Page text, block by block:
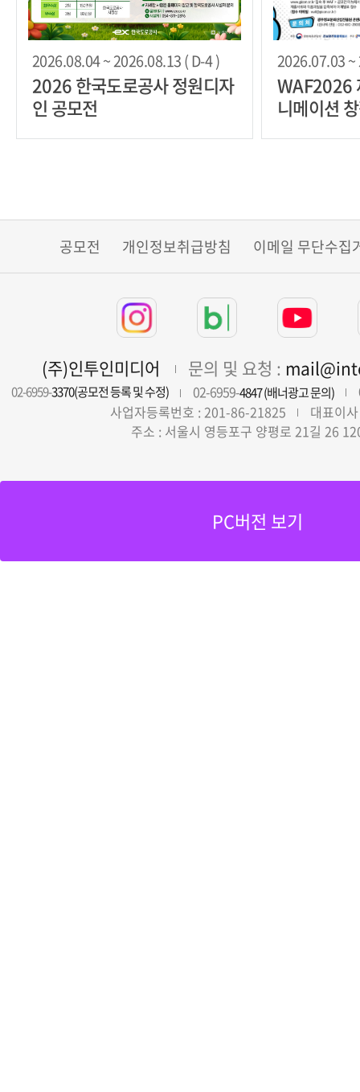
2026.08.04 ~ 2026.08.13 ( D-4 )
2026 한국도로공사 정원디자
인 공모전
2026.07.03 ~
WAF2026
니메이션
공모전 개인정보취급방침 이메일 무단수집
(주)인투인미디어 문의 및 요청 :
02-6959-3370(공모전 등록 및 수정) 02-6959-4847 (배너광고 문의)
사업자등록번호 : 201-86-21825
대표이
주소 : 서울시 영등포구 양평로 21길 26
PC버전 보기